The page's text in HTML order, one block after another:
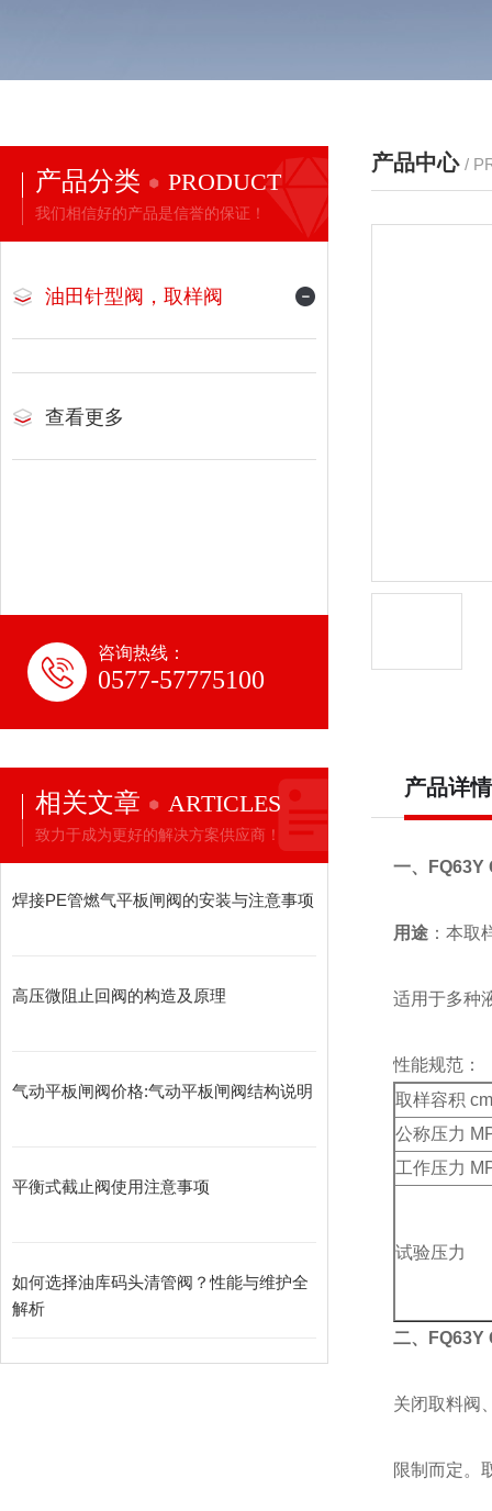
产品分类 PRODUCT
我们相信好的产品是信誉的保证！
油田针型阀，取样阀
查看更多
咨询热线：
0577-57775100
相关文章 ARTICLES
致力于成为更好的解决方案供应商！
焊接PE管燃气平板闸阀的安装与注意事项
高压微阻止回阀的构造及原理
气动平板闸阀价格:气动平板闸阀结构说明
平衡式截止阀使用注意事项
如何选择油库码头清管阀？性能与维护全
解析
产品中心 /
产品详情
一、FQ63Y
用途 ：本
适用于多种
性能规范：
取样容积
公称压力
工作压力
试验压力
二、FQ63Y
关闭取料阀
限制而定。